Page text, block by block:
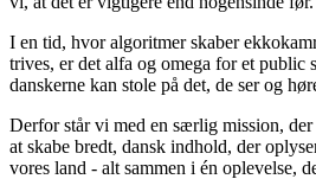
I en tid, hvor algoritmer skaber
trives, er det alfa og omega for et public
danskerne kan stole på det, de ser og
Derfor står vi med en særlig mission,
at skabe bredt, dansk indhold, der
vores land - alt sammen i én oplevelse,